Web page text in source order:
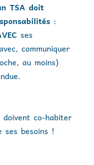
TSA doit
:
ses
communiquer
au moins)
doivent co-habiter
ses besoins !